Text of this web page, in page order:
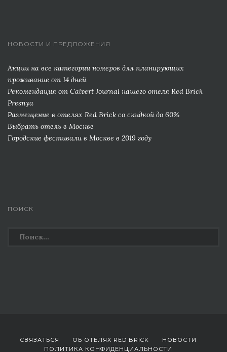
НОВОСТИ И ПРЕДЛОЖЕНИЯ
Акции на все категории номеров для планирующих
проживание от 14 дней
Рекомендация от Сalvert Journal нашего отеля Red Brick
Presnya
Размещение в отелях Red Brick со скидкой до 60%
Выбрать отель в Москве
Городские фестивали в Москве в 2019 году
ПОИСК
Найти:
СВЯЗАТЬСЯ ОБ ОТЕЛЯХ RED BRICK
НОВОСТИ
ПОЛИТИКА КОНФИДЕНЦИАЛЬНОСТИ